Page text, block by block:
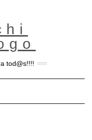
tod@s!!!!
Navigation